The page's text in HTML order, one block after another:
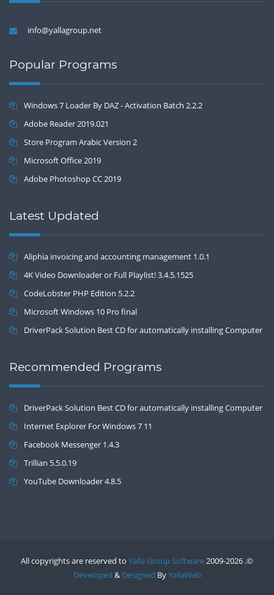
info@yallagroup.net
Popular Programs
Windows 7 Loader By DAZ - Activation Batch 2.2.2
Adobe Reader 2019.021
Store Program Arabic Version 2
Microsoft Office 2019
Adobe Photoshop CC 2019
Latest Updated
Aliphia invoicing and accounting management 1.0.1
4K Video Downloader or Full Playlist! 3.4.5.1525
CodeLobster PHP Edition 5.2.2
Microsoft Windows 10 Pro final
DriverPack Solution Best CD for automatically installing Computer
Recommended Programs
DriverPack Solution Best CD for automatically installing Computer
Drivers 17.7
Internet Explorer For Windows 7 11
Facebook Messenger 1.4.3
Trillian 5.5.0.19
YouTube Downloader 4.8.5
All copyrights are reserved to Yalla Group Software 2009-2026 .©
Developed & Designed ByYallaWeb